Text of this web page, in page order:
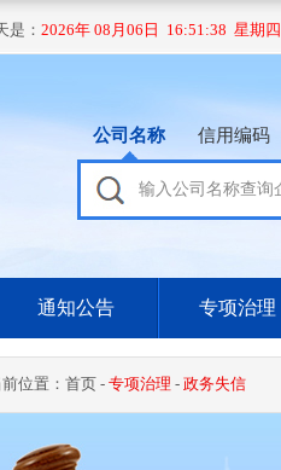
： 2026年 08月06日 16:51:39 星期四
公司名称 信用编码
通知公告 专项治理
位置： 首页 - 专项治理 - 政务失信